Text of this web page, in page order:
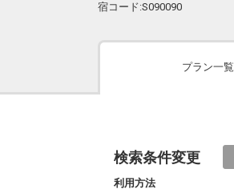
宿コード:S090090
プラン一覧
検索条件変更
利用方法